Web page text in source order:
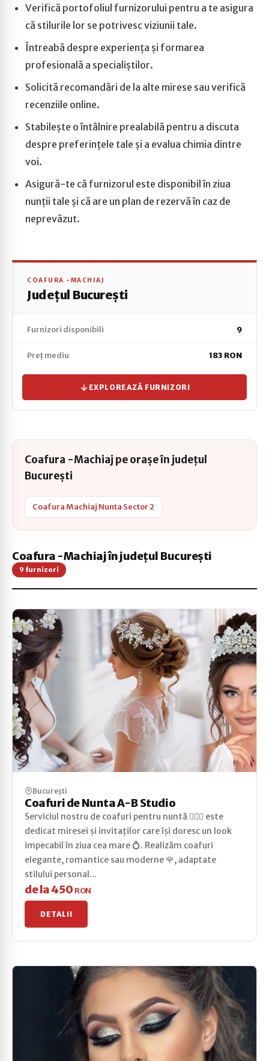
Verifică portofoliul furnizorului pentru a te asigura
că stilurile lor se potrivesc viziunii tale.
Întreabă despre experiența și formarea
profesională a specialiștilor.
Solicită recomandări de la alte mirese sau verifică
recenziile online.
Stabilește o întâlnire prealabilă pentru a discuta
despre preferințele tale și a evalua chimia dintre
voi.
Asigură-te că furnizorul este disponibil în ziua
nunții tale și că are un plan de rezervă în caz de
neprevăzut.
COAFURA -MACHIAJ
Județul București
Furnizori disponibili 9
Preț mediu 183 RON
EXPLOREAZĂ FURNIZORI
Coafura -Machiaj pe orașe în județul
București
Coafura Machiaj Nunta Sector 2
Coafura -Machiaj în județul București
9 furnizori
București
Coafuri de Nunta A-B Studio
Serviciul nostru de coafuri pentru nuntă 💇‍♀️✨ este
dedicat miresei și invitaților care își doresc un look
impecabil în ziua cea mare 💍. Realizăm coafuri
elegante, romantice sau moderne 🌹, adaptate
stilului personal...
de la 450 RON
DETALII